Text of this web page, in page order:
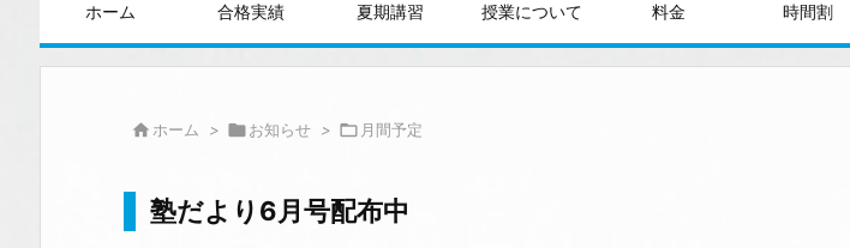
ホーム 合格実績 夏期講習 授業について 料金 時間割
 ホーム > お知らせ >  月間予定
塾だより6月号配布中